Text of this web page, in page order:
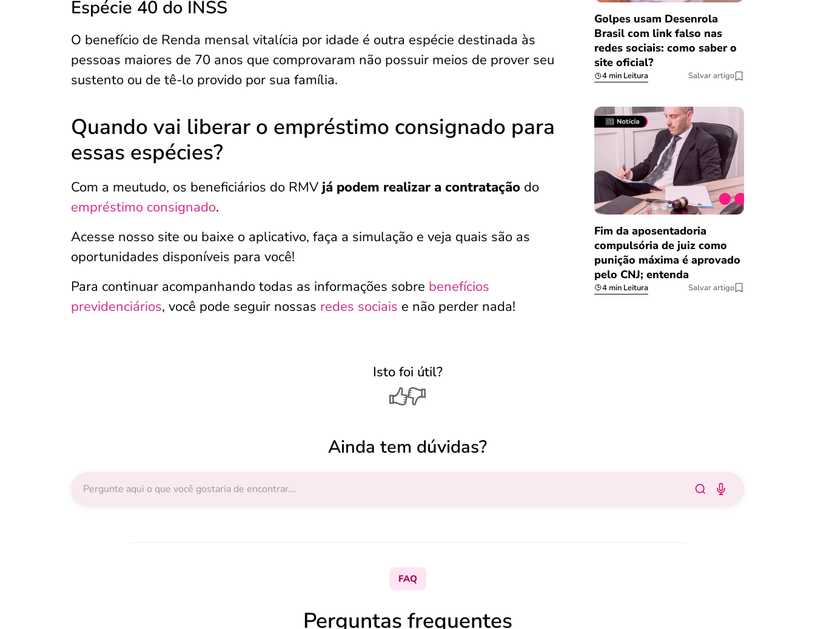
Espécie 40 do INSS
O benefício de Renda mensal vitalícia por idade é outra espécie destinada às
pessoas maiores de 70 anos que comprovaram não possuir meios de prover seu
sustento ou de tê-lo provido por sua família.
Quando vai liberar o empréstimo consignado para
essas espécies?
Com a meutudo, os beneficiários do RMVjá podem realizar a contratação do
empréstimo consignado.
Acesse nosso site ou baixe o aplicativo, faça a simulação e veja quais são as
oportunidades disponíveis para você!
Para continuar acompanhando todas as informações sobre benefícios
previdenciários, você pode seguir nossas redes sociais e não perder nada!
Isto foi útil?
Ainda tem dúvidas?
FAQ
Perguntas frequentes
Golpes usam Desenrola
Brasil com link falso nas
redes sociais: como saber o
site oficial?
4 min Leitura Salvar artigo
Fim da aposentadoria
compulsória de juiz como
punição máxima é aprovado
pelo CNJ; entenda
4 min Leitura Salvar artigo